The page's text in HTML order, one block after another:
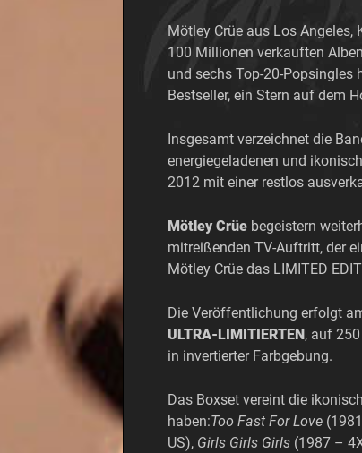
Mötley Crüe aus Los
100 Millionen verkauften
und sechs Top-20-
Bestseller, ein Stern auf dem
Insgesamt verzeichnet die
energiegeladenen und
2012 mit einer restlos
Mötley Crüe begeistern
mitreißenden TV-Auftritt, der
Mötley Crüe das LIMITED
Die Veröffentlichung erfolgt
ULTRA-LIMITIERTEN , auf
in invertierter Farbgebung.
Das Boxset vereint die
haben:Too Fast For Love
US), Girls Girls Girls (1987 –